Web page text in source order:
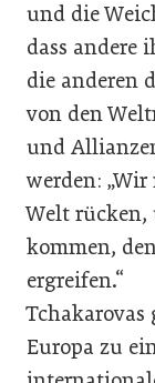
und die
dass andere
die anderen
von den
und
werden:
Welt
kommen,
ergreifen.“
Tchakarovas
Europa zu